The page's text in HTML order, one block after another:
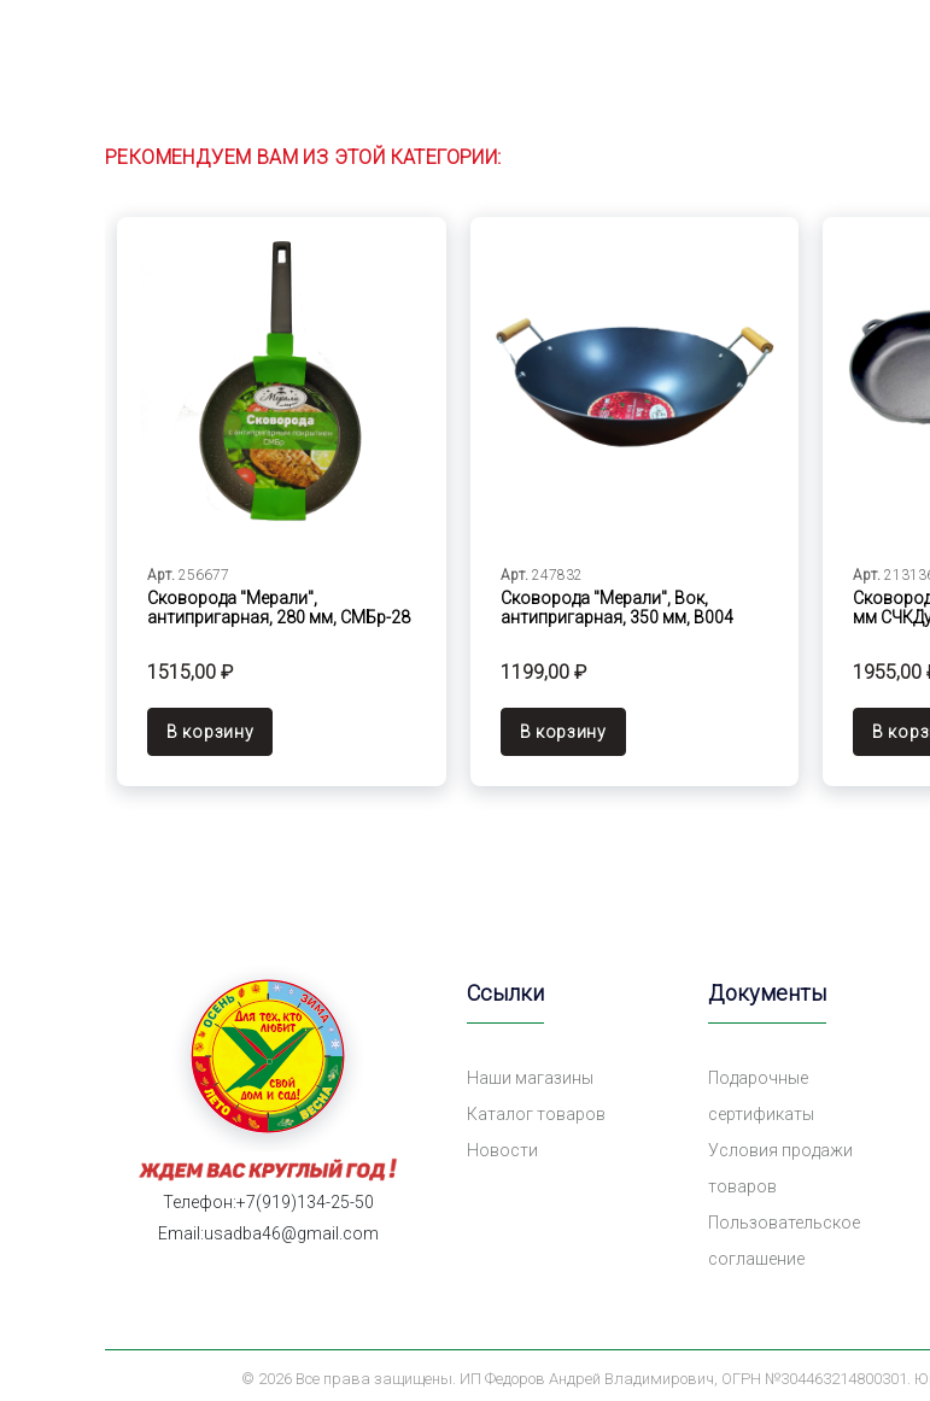
РЕКОМЕНДУЕМ ВАМ ИЗ ЭТОЙ КАТЕГОРИИ:
Арт. 256677
Сковорода "Мерали",
антипригарная, 280 мм, СМБр-28
1515,00 ₽
В корзину
Арт. 247832
Сковорода "Мерали", Вок,
антипригарная, 350 мм, В004
1199,00 ₽
В корзину
Арт.
мм
1955,00
В
Телефон:+7(919)134-25-50
Email:usadba46@gmail.com
Ссылки
Наши магазины
Каталог товаров
Новости
Документы
Подарочные
сертификаты
Условия продажи
товаров
Пользовательское
соглашение
© 2026 Все права защищены. ИП Федоров Андрей Владимирович, ОГРН №304463214800301.